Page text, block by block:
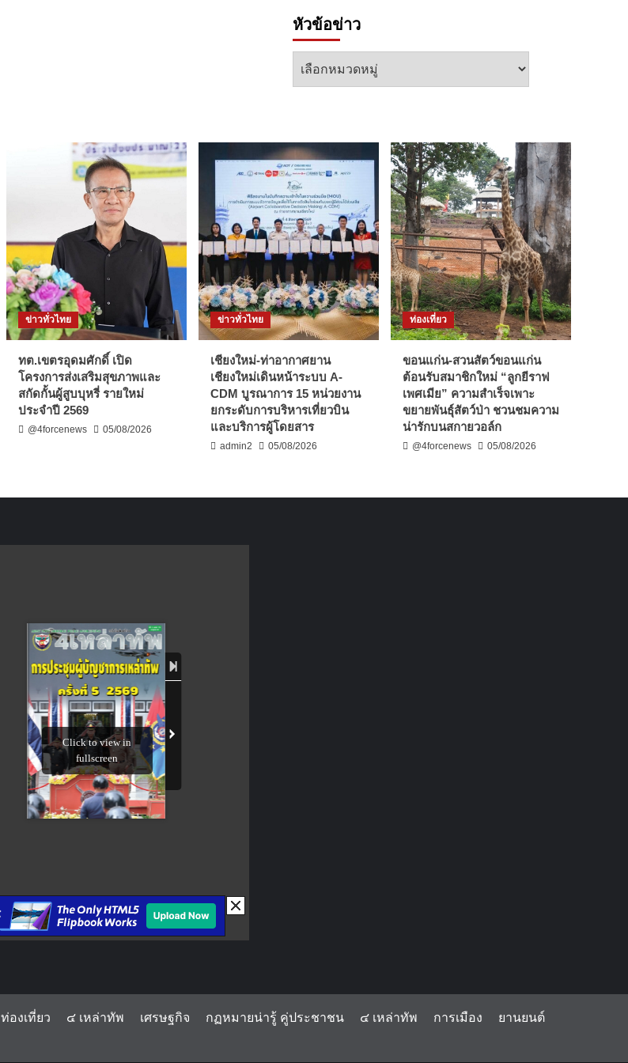
หัวข้อข่าว
หัวข้อ
ข่าวทั่วไทย
ทต.เขตรอุดมศักดิ์ เปิด
โครงการส่งเสริมสุขภาพและ
สกัดกั้นผู้สูบบุหรี่ รายใหม่
ประจำปี 2569
@4forcenews 05/08/2026
ข่าวทั่วไทย
เชียงใหม่-ท่าอากาศยาน
เชียงใหม่เดินหน้าระบบ A-
CDM บูรณาการ 15 หน่วยงาน
ยกระดับการบริหารเที่ยวบิน
และบริการผู้โดยสาร
admin2 05/08/2026
ท่องเที่ยว
ขอนแก่น-สวนสัตว์ขอนแก่น
ต้อนรับสมาชิกใหม่ “ลูกยีราฟ
เพศเมีย” ความสำเร็จเพาะ
ขยายพันธุ์สัตว์ป่า ชวนชมความ
น่ารักบนสกายวอล์ก
@4forcenews 05/08/2026
ท่องเที่ยว ๔ เหล่าทัพ เศรษฐกิจ กฏหมายน่ารู้ คู่ประชาชน ๔ เหล่าทัพ การเมือง
ยานยนต์